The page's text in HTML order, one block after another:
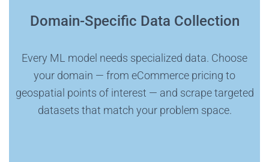
Domain-Specific Data Collection
Every ML model needs specialized data. Choose
your domain — from eCommerce pricing to
geospatial points of interest — and scrape targeted
datasets that match your problem space.